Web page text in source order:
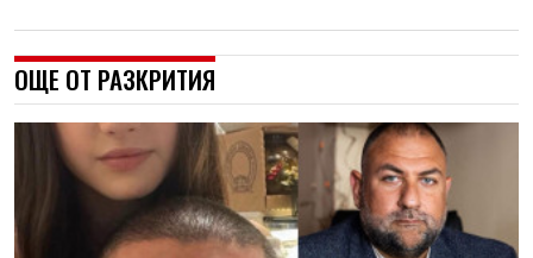
ОЩЕ ОТ РАЗКРИТИЯ